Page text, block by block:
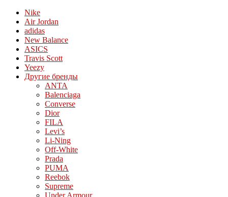
Nike
Air Jordan
adidas
New Balance
ASICS
Travis Scott
Yeezy
Другие бренды
ANTA
Balenciaga
Converse
Dior
FILA
Levi’s
Li-Ning
Off-White
Prada
PUMA
Reebok
Supreme
Under Armour